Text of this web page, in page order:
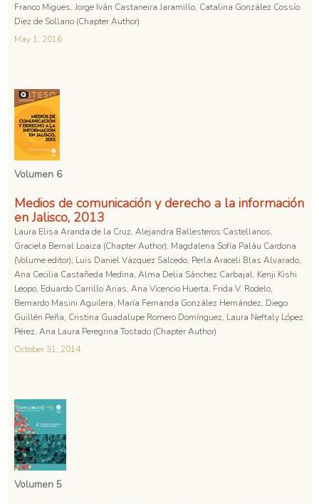
Franco Migues, Jorge Iván Castaneira Jaramillo, Catalina González Cossío
Diez de Sollano (Chapter Author)
May 1, 2016
Volumen 6
Medios de comunicación y derecho a la información
en Jalisco, 2013
Laura Elisa Aranda de la Cruz, Alejandra Ballesteros Castellanos,
Graciela Bernal Loaiza (Chapter Author); Magdalena Sofía Paláu Cardona
(Volume editor); Luis Daniel Vázquez Salcedo, Perla Araceli Blas Alvarado,
Ana Cecilia Castañeda Medina, Alma Delia Sánchez Carbajal, Kenji Kishi
Leopo, Eduardo Carrillo Arias, Ana Vicencio Huerta, Frida V. Rodelo,
Bernardo Masini Aguilera, María Fernanda González Hernández, Diego
Guillén Peña, Cristina Guadalupe Romero Domínguez, Laura Neftaly López
Pérez, Ana Laura Peregrina Tostado (Chapter Author)
October 31, 2014
Volumen 5